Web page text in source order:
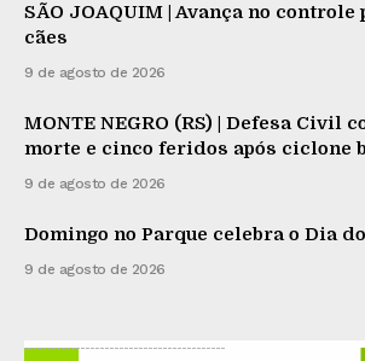
SÃO JOAQUIM | Avança no
cães
9 de agosto de 2026
MONTE NEGRO (RS) | Defesa Civil
morte e cinco feridos após ciclone
9 de agosto de 2026
Domingo no Parque celebra o Dia
9 de agosto de 2026